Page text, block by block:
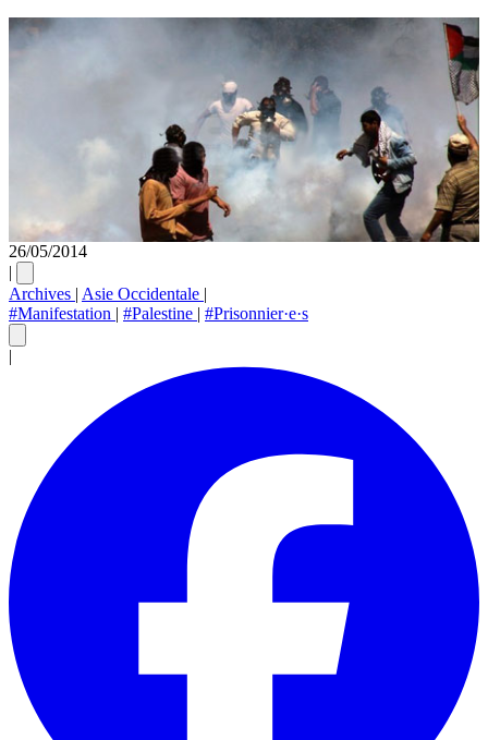
26/05/2014
|
Archives | Asie Occidentale |
#Manifestation | #Palestine | #Prisonnier·e·s
|